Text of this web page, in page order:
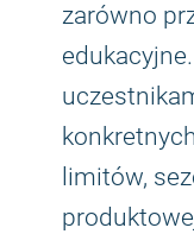
zarówno
limitów,